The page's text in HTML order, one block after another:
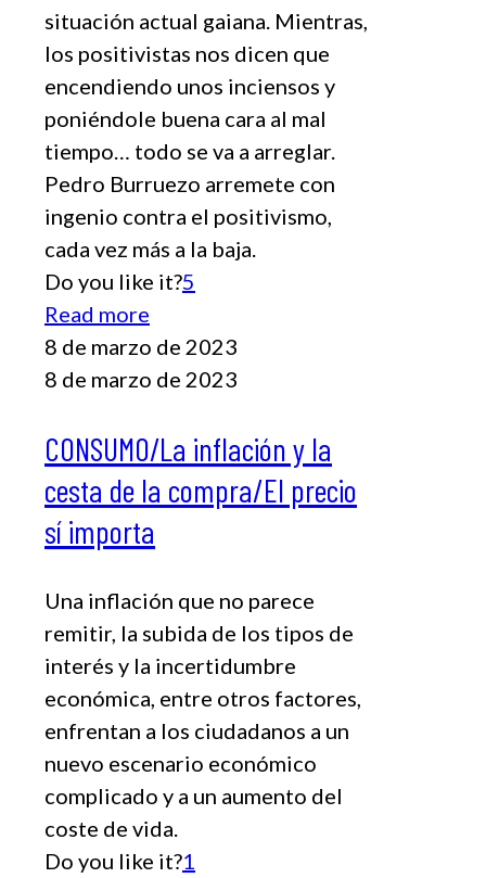
situación actual gaiana. Mientras,
los positivistas nos dicen que
encendiendo unos inciensos y
poniéndole buena cara al mal
tiempo… todo se va a arreglar.
Pedro Burruezo arremete con
ingenio contra el positivismo,
cada vez más a la baja.
Do you like it?5
Read more
8 de marzo de 2023
8 de marzo de 2023
CONSUMO/La inflación y la
cesta de la compra/El precio
sí importa
Una inflación que no parece
remitir, la subida de los tipos de
interés y la incertidumbre
económica, entre otros factores,
enfrentan a los ciudadanos a un
nuevo escenario económico
complicado y a un aumento del
coste de vida.
Do you like it?1